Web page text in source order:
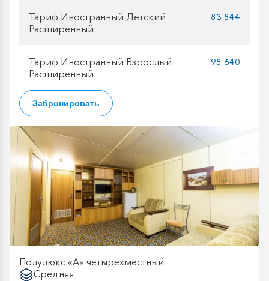
Тариф Иностранный Детский
Расширенный
83 844
Тариф Иностранный Взрослый
Расширенный
98 640
Забронировать
Полулюкс «А» четырехместный
Средняя